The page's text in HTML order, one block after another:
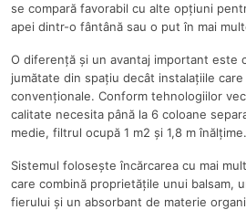
se compară favorabil cu alte opțiuni
apei dintr-o fântână sau o put în mai
O diferență și un avantaj important este
jumătate din spațiu decât instalațiile
convenționale. Conform tehnologiilor
calitate necesita până la 6 coloane
medie, filtrul ocupă 1 m2 și 1,8 m înălțime.
Sistemul folosește încărcarea cu mai
care combină proprietățile unui balsam,
fierului și un absorbant de materie